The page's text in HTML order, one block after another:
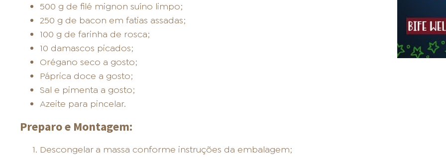
FOOD SERVICE
INVERNO
500 g de filé mignon suíno limpo;
250 g de bacon em fatias assadas;
100 g de farinha de rosca;
10 damascos picados;
Orégano seco a gosto;
Páprica doce a gosto;
Sal e pimenta a gosto;
Azeite para pincelar.
Preparo e Montagem:
Descongelar a massa conforme instruções da embalagem;